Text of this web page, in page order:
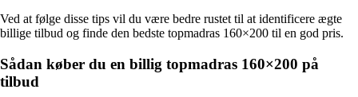
Ved at følge disse tips vil du være bedre rustet til at identificere ægte
billige tilbud og finde den bedste topmadras 160×200 til en god pris.
Sådan køber du en billig topmadras 160×200 på
tilbud